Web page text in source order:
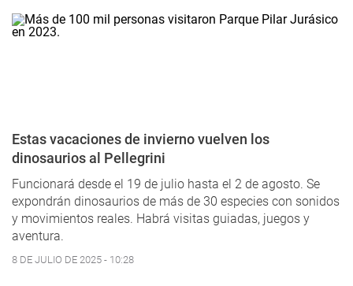
Estas vacaciones de invierno vuelven los
dinosaurios al Pellegrini
Funcionará desde el 19 de julio hasta el 2 de agosto. Se
expondrán dinosaurios de más de 30 especies con sonidos
y movimientos reales. Habrá visitas guiadas, juegos y
aventura.
8 DE JULIO DE 2025 - 10:28